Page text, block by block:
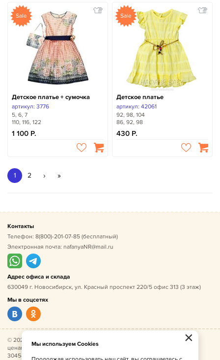
Sale
Детское платье + сумочка
артикул: 3776
5, 6, 7
110, 116, 122
1 100
Sale
Детское платье
артикул: 42061
92, 98, 104
86, 92, 98
430
1 2 › »
Контакты
Телефон: 8(800)-201-07-85 (бесплатный)
Электронная почта: nafanyaNR@mail.ru
Адрес офиса и склада
630049 г. Новосибирск, ул. Красный проспект 220/5 офис 313 (3 этаж)
Мы в соцсетях
© 2026 Нафаня — оптовые поставки детской одежды по
ценам производителя. ИНН 541005493544, ОГРН
304541027500052.
×
Мы используем Cookies